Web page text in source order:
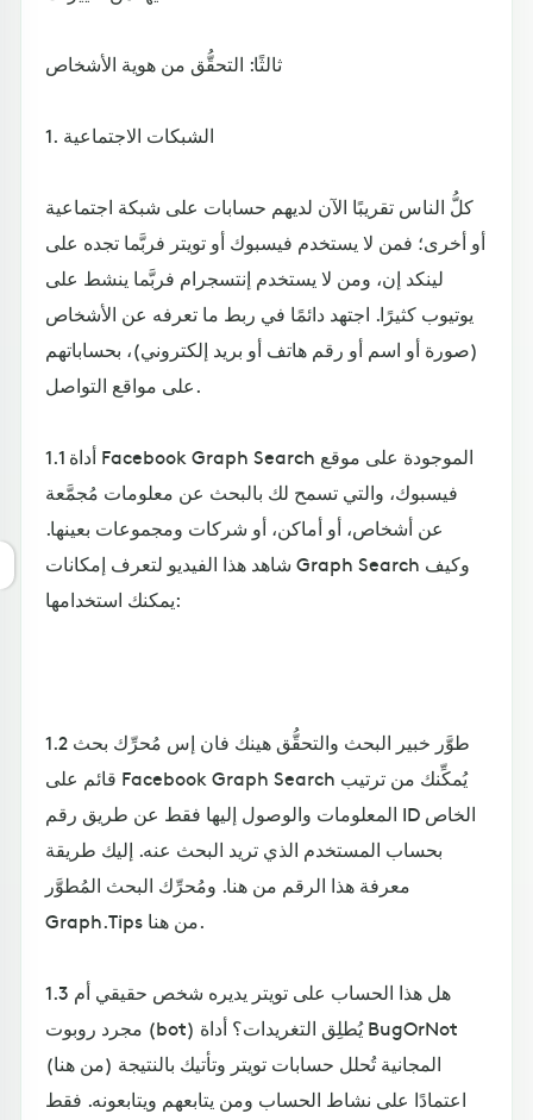
ثالثًا: التحقُّق من هوية الأشخاص
1. الشبكات الاجتماعية
كلُّ الناس تقريبًا الآن لديهم حسابات على شبكة اجتماعية
أو أخرى؛ فمن لا يستخدم فيسبوك أو تويتر فربَّما تجده على
لينكد إن، ومن لا يستخدم إنتسجرام فربَّما ينشط على
يوتيوب كثيرًا. اجتهد دائمًا في ربط ما تعرفه عن الأشخاص
(صورة أو اسم أو رقم هاتف أو بريد إلكتروني)، بحساباتهم
على مواقع التواصل.
1.1 أداة Facebook Graph Search الموجودة على موقع
فيسبوك، والتي تسمح لك بالبحث عن معلومات مُجمَّعة
عن أشخاص، أو أماكن، أو شركات ومجموعات بعينها.
شاهد هذا الفيديو لتعرف إمكانات Graph Search وكيف
يمكنك استخدامها:
1.2 طوَّر خبير البحث والتحقُّق هينك فان إس مُحرِّك بحث
قائم على Facebook Graph Search يُمكِّنك من ترتيب
المعلومات والوصول إليها فقط عن طريق رقم ID الخاص
بحساب المستخدم الذي تريد البحث عنه. إليك طريقة
معرفة هذا الرقم من هنا. ومُحرِّك البحث المُطوَّر
Graph.Tips من هنا.
1.3 هل هذا الحساب على تويتر يديره شخص حقيقي أم
مجرد روبوت (bot) يُطلِق التغريدات؟ أداة BugOrNot
(من هنا) المجانية تُحلل حسابات تويتر وتأتيك بالنتيجة
اعتمادًا على نشاط الحساب ومن يتابعهم ويتابعونه. فقط